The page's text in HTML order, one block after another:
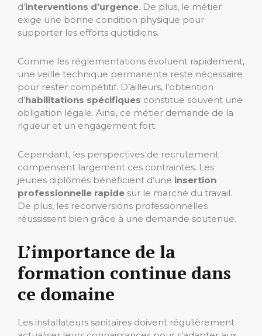
d’interventions d’urgence. De plus, le métier
exige une bonne condition physique pour
supporter les efforts quotidiens.
Comme les réglementations évoluent rapidement,
une veille technique permanente reste nécessaire
pour rester compétitif. D’ailleurs, l’obtention
d’habilitations spécifiques constitue souvent une
obligation légale. Ainsi, ce métier demande de la
rigueur et un engagement fort.
Cependant, les perspectives de recrutement
compensent largement ces contraintes. Les
jeunes diplômés bénéficient d’une insertion
professionnelle rapide sur le marché du travail.
De plus, les reconversions professionnelles
réussissent bien grâce à une demande soutenue.
L’importance de la
formation continue dans
ce domaine
Les installateurs sanitaires doivent régulièrement